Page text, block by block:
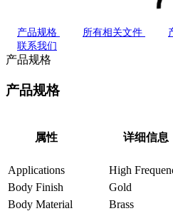
产品规格 所有相关文件
联系我们
产品规格
产品规格
属性 详细信息
Applications
High
Body Finish
Gold
Body Material
Brass